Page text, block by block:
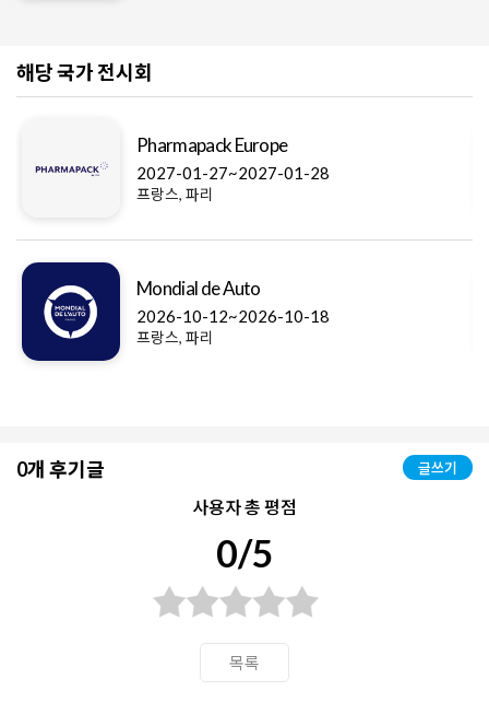
해당 국가 전시회
Pharmapack Europe
2027-01-27~2027-01-28
프랑스, 파리
Mondial de Auto
2026-10-12~2026-10-18
프랑스, 파리
0개 후기글 글쓰기
사용자 총 평점
0/5
목록